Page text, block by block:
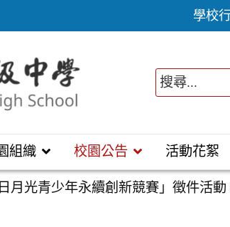
學校
組織 校園公告 活動花絮
月光青少年永續創新競賽」徵件活